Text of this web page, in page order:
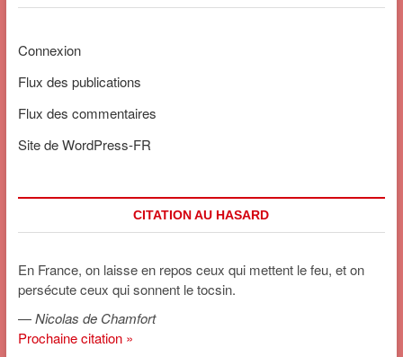
Connexion
Flux des publications
Flux des commentaires
Site de WordPress-FR
CITATION AU HASARD
En France, on laisse en repos ceux qui mettent le feu, et on
persécute ceux qui sonnent le tocsin.
—Nicolas de Chamfort
Prochaine citation »